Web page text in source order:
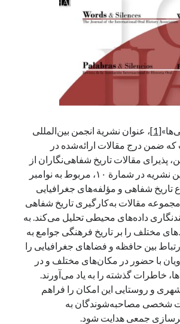
مَلّاح، حافظ محیط زیست ایران
بزرگداشت یاد و نام استاد اسماعیل سعادت (مهر ۱۳۰۴- شهریور
[1]
، عنوان نشریة انجمن بین‌المللی
ضمن درج مقالات ارائه‌شده در
پذیرای مقالات تاریخ‌ شفاهی‌نگاران از
سراسر دنیاست. این نشریه در شمارة ۱۰، مربوط به نوامبر
تاریخ شفاهی و مؤلفه‌های جغرافیایی
مقالات به‌کارگیری تاریخ شفاهی
داده‌های محیطی تحلیل می‌کند. به
مختلف را بر تاریخ فرهنگی جوامع به
بین حافظه و فضاهای جغرافیایی را
با حضور در مکان‌های مختلف و در
خاطرات گذشته را به یاد می‌آورند.
و روستایی این امکان را فراهم
شخصی مصاحبه‌شوندگان به
جمعی هدایت شود.